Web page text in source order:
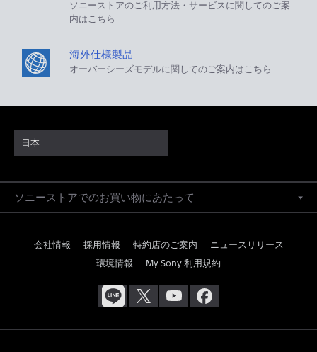
ソニーストアのご利用方法・サービスに関してのご案
内はこちら
海外仕様製品
オーバーシーズモデルに関してのご案内はこちら
日本
ソニーストアでのお買い物にあたって
会社情報 採用情報 特約店のご案内
ニュースリリース
環境情報
My Sony 利用規約